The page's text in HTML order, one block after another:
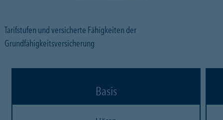
Tarifstufen und versicherte Fähigkeiten der
Grundfähigkeitsversicherung
Basis